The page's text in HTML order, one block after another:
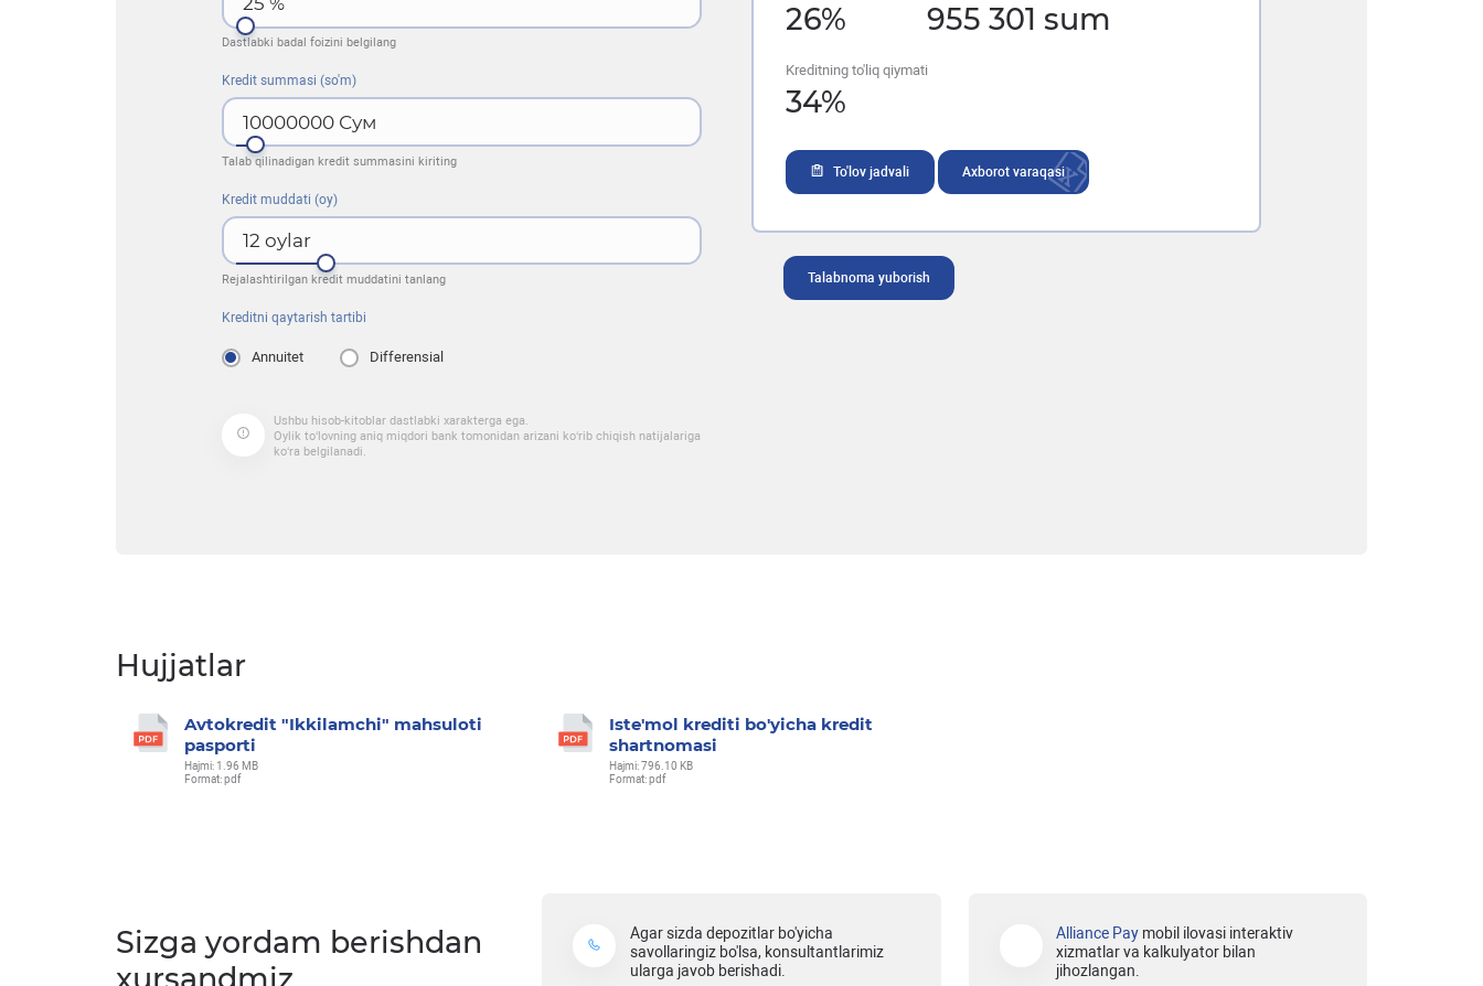
Dastlabki badal foizini belgilang
Kredit summasi (so'm)
10000000 Сум
Talab qilinadigan kredit summasini kiriting
Kredit muddati (oy)
12 oylar
Rejalashtirilgan kredit muddatini tanlang
Kreditni qaytarish tartibi
Annuitet Differensial
Ushbu hisob-kitoblar dastlabki xarakterga ega.
Oylik to‘lovning aniq miqdori bank tomonidan arizani ko‘rib chiqish natijalariga
ko‘ra belgilanadi.
26% 955 301 sum
Kreditning to'liq qiymati
34%
To'lov jadvali Axborot varaqasi
Talabnoma yuborish
Hujjatlar
Avtokredit "Ikkilamchi" mahsuloti
pasporti
Hajmi: 1.96 MB
Format: pdf
Iste'mol krediti bo'yicha kredit
shartnomasi
Hajmi: 796.10 KB
Format: pdf
Sizga yordam berishdan
Agar sizda depozitlar bo'yicha
savollaringiz bo'lsa, konsultantlarimiz
ularga javob berishadi.
Alliance Pay mobil ilovasi interaktiv
xizmatlar va kalkulyator bilan
jihozlangan.